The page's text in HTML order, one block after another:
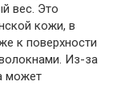
вес. Это
кожи, в
к поверхности
Из-за
может